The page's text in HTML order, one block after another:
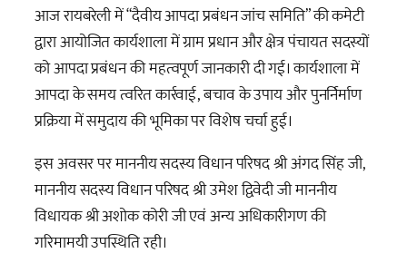
आज रायबरेली में “दैवीय आपदा प्रबंधन जांच समिति” की कमेटी
द्वारा आयोजित कार्यशाला में ग्राम प्रधान और क्षेत्र पंचायत सदस्यों
को आपदा प्रबंधन की महत्वपूर्ण जानकारी दी गई।कार्यशाला में
आपदा के समय त्वरित कार्रवाई, बचाव के उपाय और पुनर्निर्माण
प्रक्रिया में समुदाय की भूमिका पर विशेष चर्चा हुई।
इस अवसर पर माननीय सदस्य विधान परिषद श्री अंगद सिंह जी,
माननीय सदस्य विधान परिषद श्री उमेश द्विवेदी जी माननीय
विधायक श्री अशोक कोरी जी एवं अन्य अधिकारीगण की
गरिमामयी उपस्थिति रही।